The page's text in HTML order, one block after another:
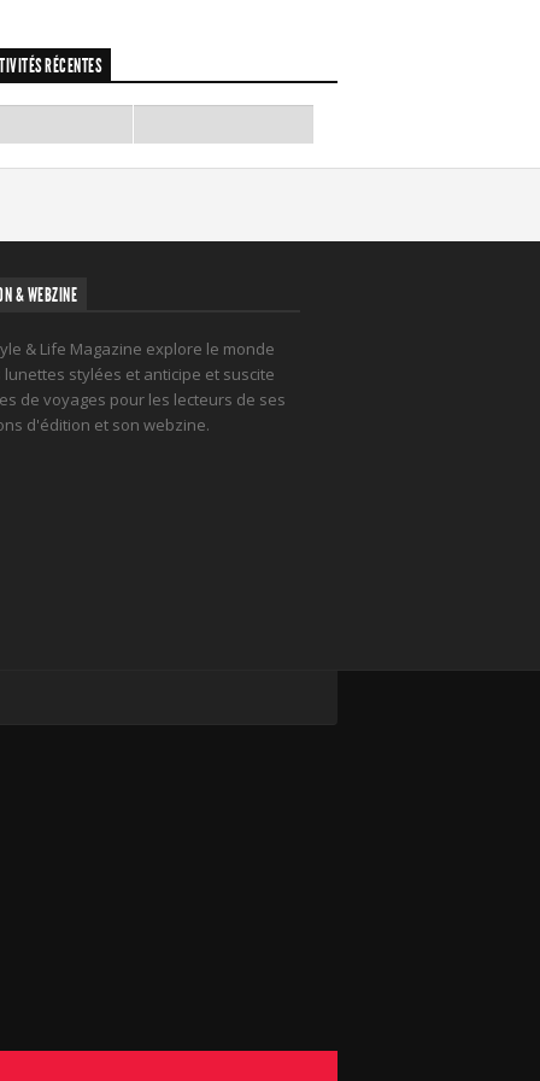
RÉCENTES
& WEBZINE
& Life Magazine explore le monde
lunettes stylées et anticipe et suscite
de voyages pour les lecteurs de ses
d'édition et son webzine.